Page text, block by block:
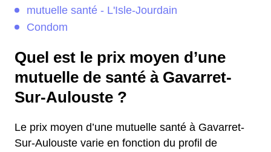
mutuelle santé - L'Isle-Jourdain
Condom
Quel est le prix moyen d’une
mutuelle de santé à Gavarret-
Sur-Aulouste ?
Le prix moyen d’une mutuelle santé à Gavarret-
Sur-Aulouste varie en fonction du profil de